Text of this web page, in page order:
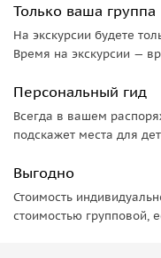
украшенный золотом
приезжают сюда с
о защите от стихийных
Церковь Архангела
Затем мы
памятник культуры
всемирного наследия
покрыты
Только ваша группа
На экскурсии будете
Время на экскурсии —
Персональный гид
Всегда в вашем
подскажет места для
Выгодно
Стоимость
стоимостью групповой,